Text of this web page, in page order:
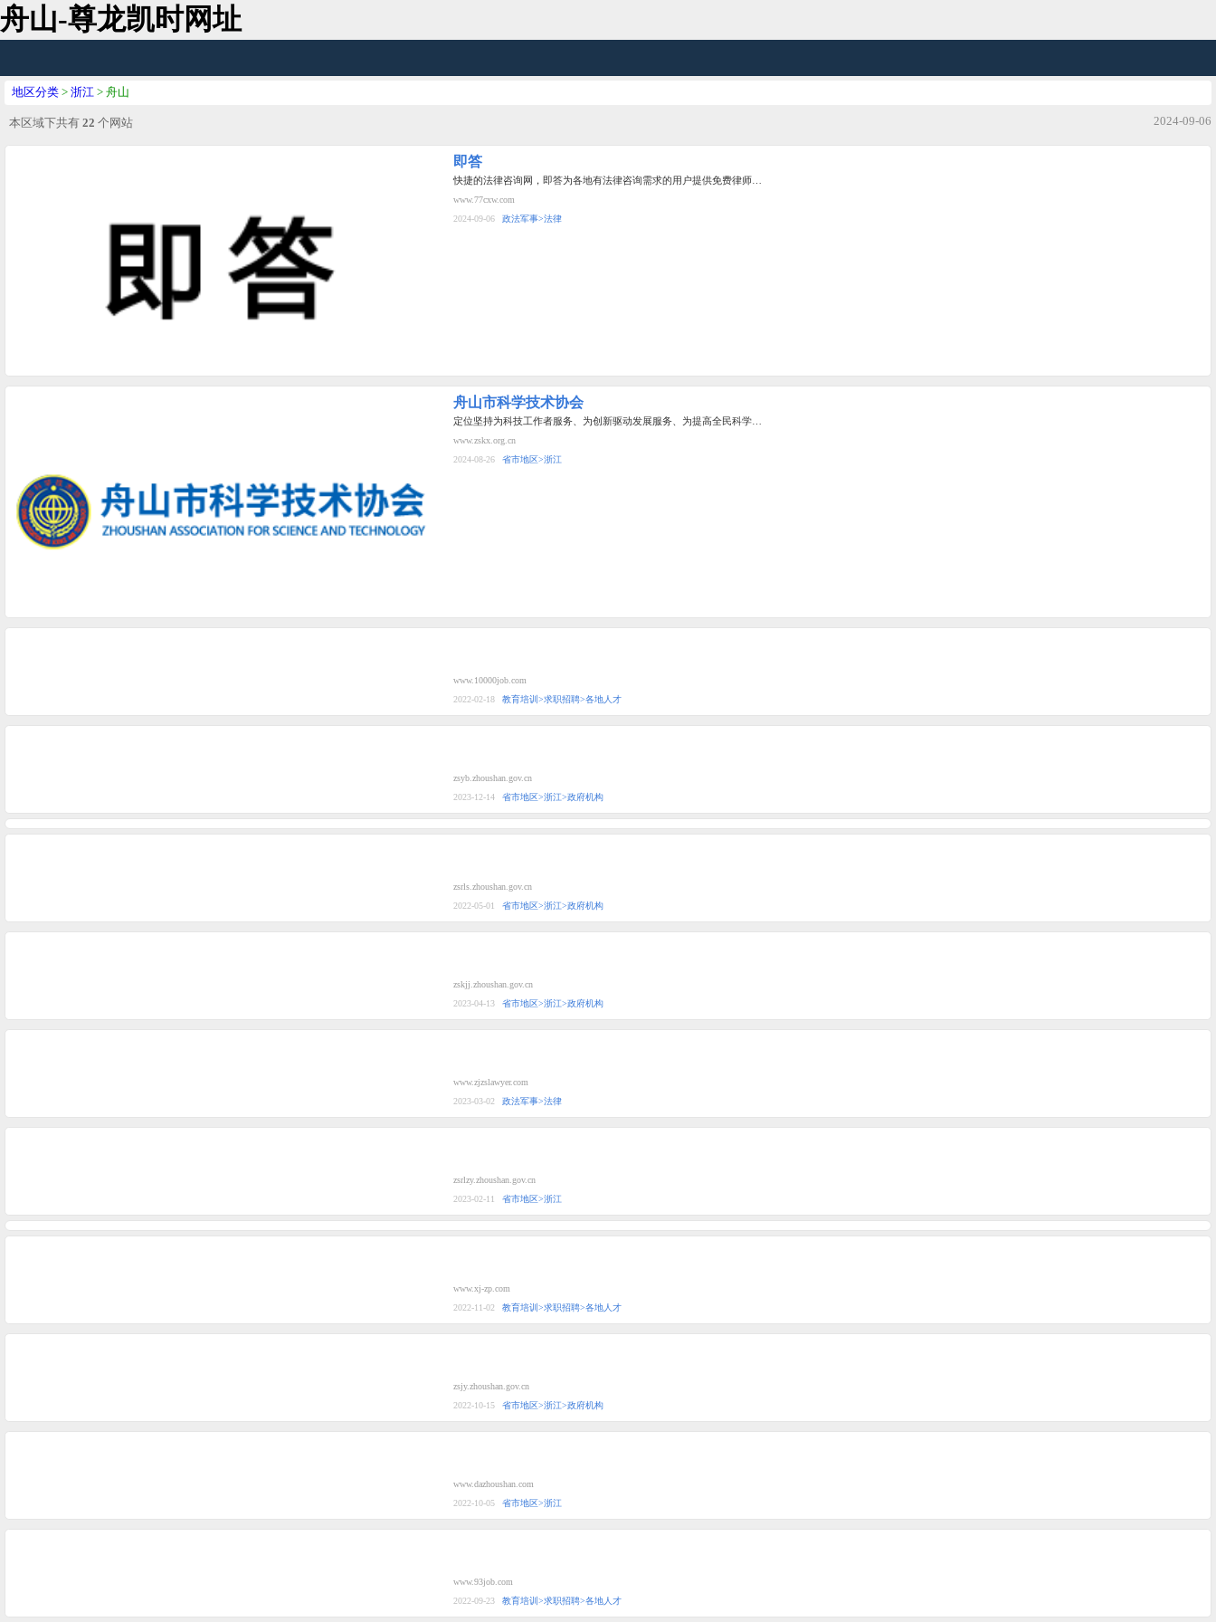
舟山-尊龙凯时网址
地区分类 > 浙江 > 舟山
本区域下共有 22 个网站 2024-09-06
即答
快捷的法律咨询网，即答为各地有法律咨询需求的用户提供免费律师…
www.77cxw.com
2024-09-06
政法军事>法律
舟山市科学技术协会
定位坚持为科技工作者服务、为创新驱动发展服务、为提高全民科学…
www.zskx.org.cn
2024-08-26
省市地区>浙江
www.10000job.com
2022-02-18
教育培训>求职招聘>各地人才
zsyb.zhoushan.gov.cn
2023-12-14
省市地区>浙江>政府机构
zsrls.zhoushan.gov.cn
2022-05-01
省市地区>浙江>政府机构
zskjj.zhoushan.gov.cn
2023-04-13
省市地区>浙江>政府机构
www.zjzslawyer.com
2023-03-02
政法军事>法律
zsrlzy.zhoushan.gov.cn
2023-02-11
省市地区>浙江
www.xj-zp.com
2022-11-02
教育培训>求职招聘>各地人才
zsjy.zhoushan.gov.cn
2022-10-15
省市地区>浙江>政府机构
www.dazhoushan.com
2022-10-05
省市地区>浙江
www.93job.com
2022-09-23
教育培训>求职招聘>各地人才